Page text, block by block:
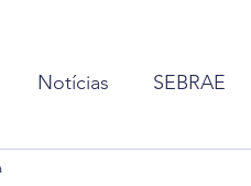
Notícias SEBRAE